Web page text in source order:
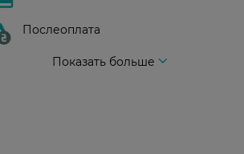
Послеоплата
Показать больше